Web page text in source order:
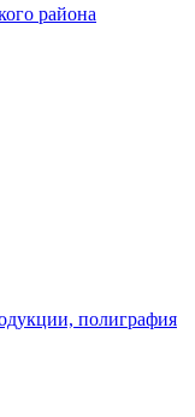
района
полиграфия